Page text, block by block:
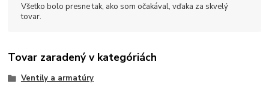
Všetko bolo presne tak, ako som očakával, vďaka za skvelý
tovar.
Tovar zaradený v kategóriách
Ventily a armatúry